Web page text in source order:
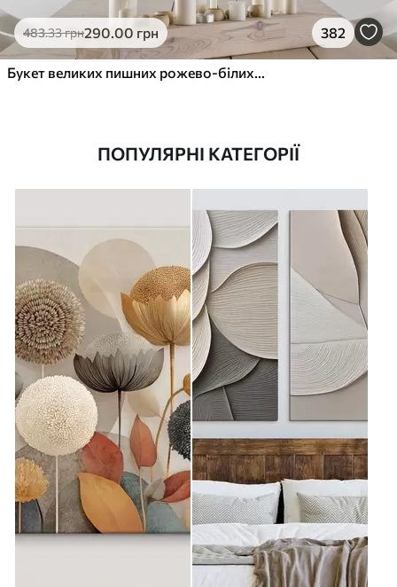
483.33грн290.00 грн 382
Букет великих пишних рожево-білих квітів півонії із зеленим листям на м’якому розмитому фоні
ПОПУЛЯРНІ КАТЕГОРІЇ